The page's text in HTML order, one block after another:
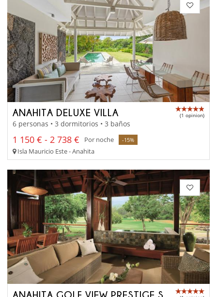
ANAHITA DELUXE VILLA (1 opinion)
6 personas • 3 dormitorios • 3 baños
1 150 € - 2 738 € Por noche -15%
Isla Mauricio Este - Anahita
ANAHITA GOLF VIEW PRESTIGE SUITE